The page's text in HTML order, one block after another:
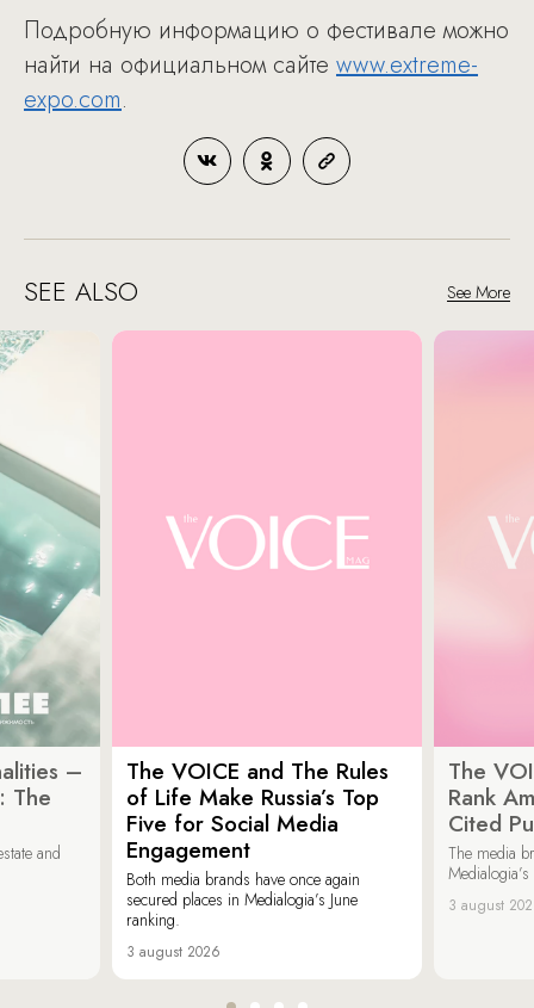
Подробную информацию о фестивале можно
найти на официальном сайте www.extreme-
expo.com.
SEE ALSO See More
–
The
and
The VOICE and The Rules
of Life Make Russia’s Top
Five for Social Media
Engagement
Both media brands have once again
secured places in Medialogia’s June
ranking.
3 august 2026
The
Rank
Cited
The media
3 august